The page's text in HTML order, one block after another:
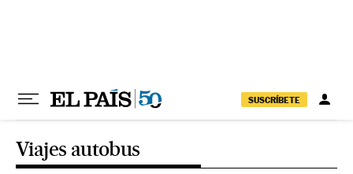
SUSCRÍBETE
Viajes autobus